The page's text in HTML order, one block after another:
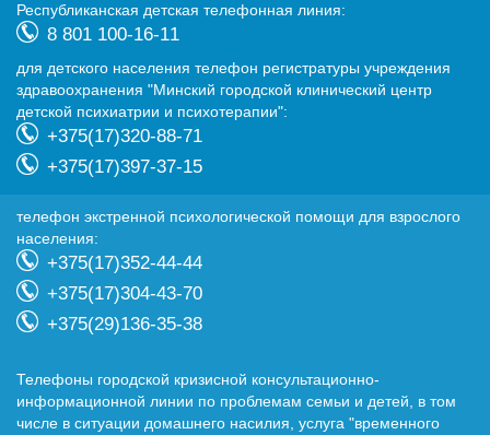
Республиканская детская телефонная линия:
8 801 100-16-11
для детского населения телефон регистратуры учреждения
здравоохранения "Минский городской клинический центр
детской психиатрии и психотерапии":
+375(17)320-88-71
+375(17)397-37-15
телефон экстренной психологической помощи для взрослого
населения:
+375(17)352-44-44
+375(17)304-43-70
+375(29)136-35-38
Телефоны городской кризисной консультационно-
информационной линии по проблемам семьи и детей, в том
числе в ситуации домашнего насилия, услуга "временного